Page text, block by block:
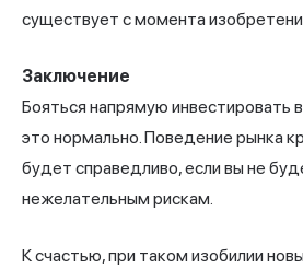
существует с момента
Заключение
Бояться напрямую инвестировать
это нормально. Поведение рынка
будет справедливо, если вы не
нежелательным рискам.
К счастью, при таком изобилии